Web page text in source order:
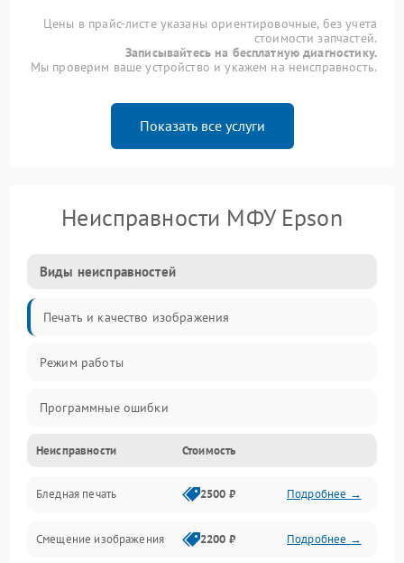
Цены в прайс-листе указаны ориентировочные, без учета
стоимости запчастей.
Записывайтесь на бесплатную диагностику.
Мы проверим ваше устройство и укажем на неисправность.
Показать все услуги
Неисправности МФУ Epson
Виды неисправностей
Печать и качество изображения
Режим работы
Программные ошибки
Картриджи и расходники
Сканер и копирование
Механика и узлы
Неисправности Стоимость
Бледная печать 2500 ₽ Подробнее →
Смещение изображения 2200 ₽ Подробнее →